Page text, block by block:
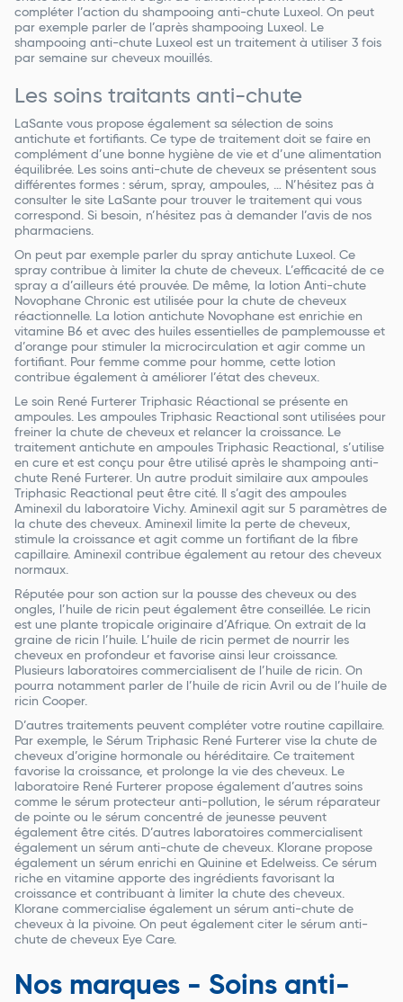
compléter l’action du shampooing anti-chute Luxeol. On peut
par exemple parler de l’après shampooing Luxeol. Le
shampooing anti-chute Luxeol est un traitement à utiliser 3 fois
par semaine sur cheveux mouillés. ‌
Les soins traitants anti-chute
LaSante vous propose également sa sélection de soins
antichute et fortifiants. Ce type de traitement doit se faire en
complément d’une bonne hygiène de vie et d’une alimentation
équilibrée. Les soins anti-chute de cheveux se présentent sous
différentes formes : sérum, spray, ampoules, … N’hésitez pas à
consulter le site LaSante pour trouver le traitement qui vous
correspond. Si besoin, n’hésitez pas à demander l’avis de nos
pharmaciens.
On peut par exemple parler du spray antichute Luxeol. Ce
spray contribue à limiter la chute de cheveux. L’efficacité de ce
spray a d’ailleurs été prouvée. De même, la lotion Anti-chute
Novophane Chronic est utilisée pour la chute de cheveux
réactionnelle. La lotion antichute Novophane est enrichie en
vitamine B6 et avec des huiles essentielles de pamplemousse et
d’orange pour stimuler la microcirculation et agir comme un
fortifiant. Pour femme comme pour homme, cette lotion
contribue également à améliorer l’état des cheveux.
Le soin René Furterer Triphasic Réactional se présente en
ampoules. Les ampoules Triphasic Reactional sont utilisées pour
freiner la chute de cheveux et relancer la croissance. Le
traitement antichute en ampoules Triphasic Reactional, s’utilise
en cure et est conçu pour être utilisé après le shampoing anti-
chute René Furterer. Un autre produit similaire aux ampoules
Triphasic Reactional peut être cité. Il s’agit des ampoules
Aminexil du laboratoire Vichy. Aminexil agit sur 5 paramètres de
la chute des cheveux. Aminexil limite la perte de cheveux,
stimule la croissance et agit comme un fortifiant de la fibre
capillaire. Aminexil contribue également au retour des cheveux
normaux.
Réputée pour son action sur la pousse des cheveux ou des
ongles, l’huile de ricin peut également être conseillée. Le ricin
est une plante tropicale originaire d’Afrique. On extrait de la
graine de ricin l’huile. L’huile de ricin permet de nourrir les
cheveux en profondeur et favorise ainsi leur croissance.
Plusieurs laboratoires commercialisent de l’huile de ricin. On
pourra notamment parler de l’huile de ricin Avril ou de l’huile de
ricin Cooper.
D’autres traitements peuvent compléter votre routine capillaire.
Par exemple, le Sérum Triphasic René Furterer vise la chute de
cheveux d’origine hormonale ou héréditaire. Ce traitement
favorise la croissance, et prolonge la vie des cheveux. Le
laboratoire René Furterer propose également d’autres soins
comme le sérum protecteur anti-pollution, le sérum réparateur
de pointe ou le sérum concentré de jeunesse peuvent
également être cités. D’autres laboratoires commercialisent
également un sérum anti-chute de cheveux. Klorane propose
également un sérum enrichi en Quinine et Edelweiss. Ce sérum
riche en vitamine apporte des ingrédients favorisant la
croissance et contribuant à limiter la chute des cheveux.
Klorane commercialise également un sérum anti-chute de
cheveux à la pivoine. On peut également citer le sérum anti-
chute de cheveux Eye Care.
Nos marques - Soins anti-